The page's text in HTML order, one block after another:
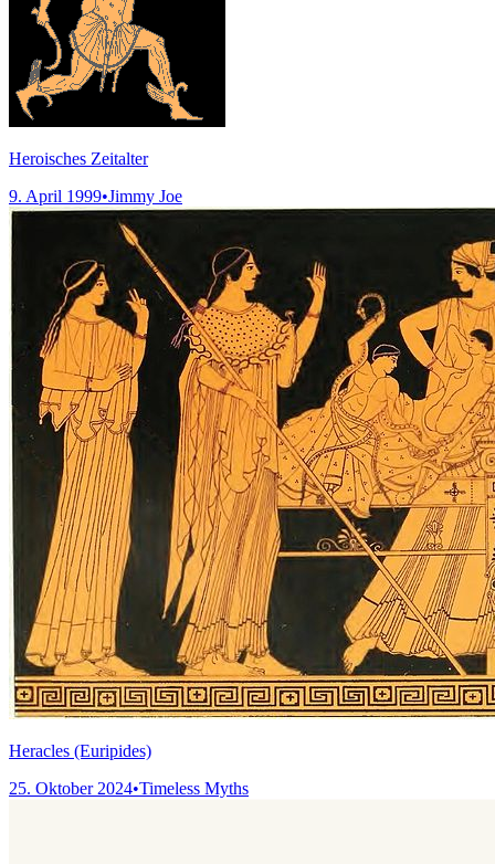
Heroisches Zeitalter
9. April 1999•Jimmy Joe
Heracles (Euripides)
25. Oktober 2024•Timeless Myths